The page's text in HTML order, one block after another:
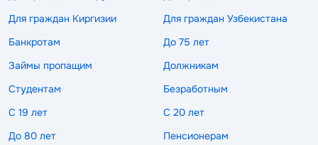
Для граждан Киргизии
Для граждан Узбекистана
Банкротам
До 75 лет
Займы пропащим
Должникам
Студентам
Безработным
С 19 лет
С 20 лет
До 80 лет
Пенсионерам